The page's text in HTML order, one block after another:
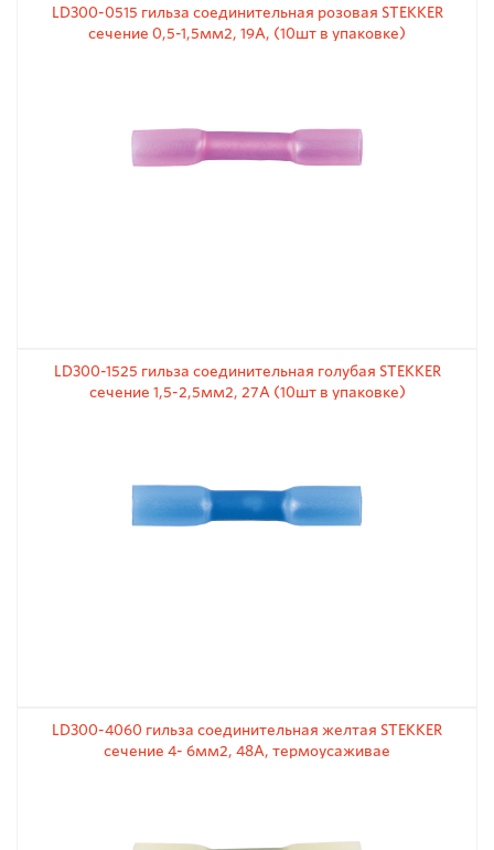
LD300-0515 гильза соединительная розовая STEKKER
сечение 0,5-1,5мм2, 19A, (10шт в упаковке)
LD300-1525 гильза соединительная голубая STEKKER
сечение 1,5-2,5мм2, 27A (10шт в упаковке)
LD300-4060 гильза соединительная желтая STEKKER
сечение 4- 6мм2, 48A, термоусаживае